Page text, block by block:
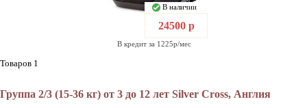
В наличии
24500 р
В кредит за 1225р/мес
Товаров 1
Группа 2/3 (15-36 кг) от 3 до 12 лет Silver Cross, Англия